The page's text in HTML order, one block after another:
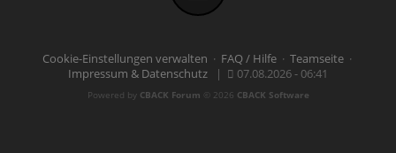
Cookie-Einstellungen verwalten · FAQ / Hilfe· Teamseite·
Impressum & Datenschutz | 07.08.2026 - 06:41
Powered by CBACK Forum © 2026 CBACK Software